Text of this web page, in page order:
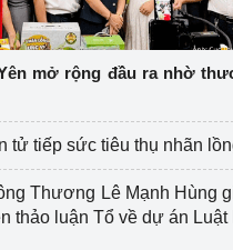
mở rộng đầu ra nhờ
tử tiếp sức tiêu thụ nhãn
Thương Lê Mạnh Hùng
thảo luận Tổ về dự án